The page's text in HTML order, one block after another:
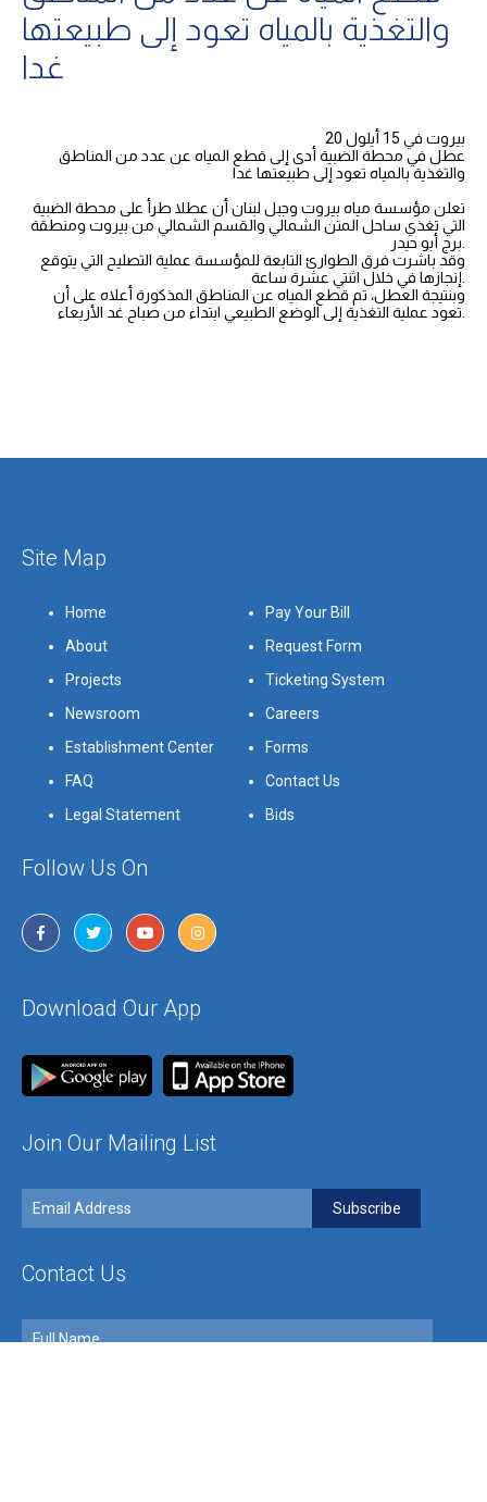
والتغذية بالمياه تعود إلى طبيعتها
غدا
بيروت في 15 أيلول 20
عطل في محطة الضبية أدى إلى قطع المياه عن عدد من المناطق
والتغذية بالمياه تعود إلى طبيعتها غدا
تعلن مؤسسة مياه بيروت وجبل لبنان أن عطلا طرأ على محطة الضبية
التي تغذي ساحل المتن الشمالي والقسم الشمالي من بيروت ومنطقة
وقد باشرت فرق الطوارئ التابعة للمؤسسة عملية التصليح التي يتوقع
وبنتيجة العطل، تم قطع المياه عن المناطق المذكورة أعلاه على أن
Site Map
Home
Pay Your Bill
About
Request Form
Projects
Ticketing System
Newsroom
Careers
Establishment Center
Forms
FAQ
Contact Us
Legal Statement
Bids
Follow Us On
Download Our App
Join Our Mailing List
Contact Us